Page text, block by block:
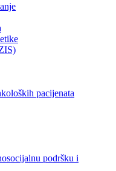
pacijenata
podršku i